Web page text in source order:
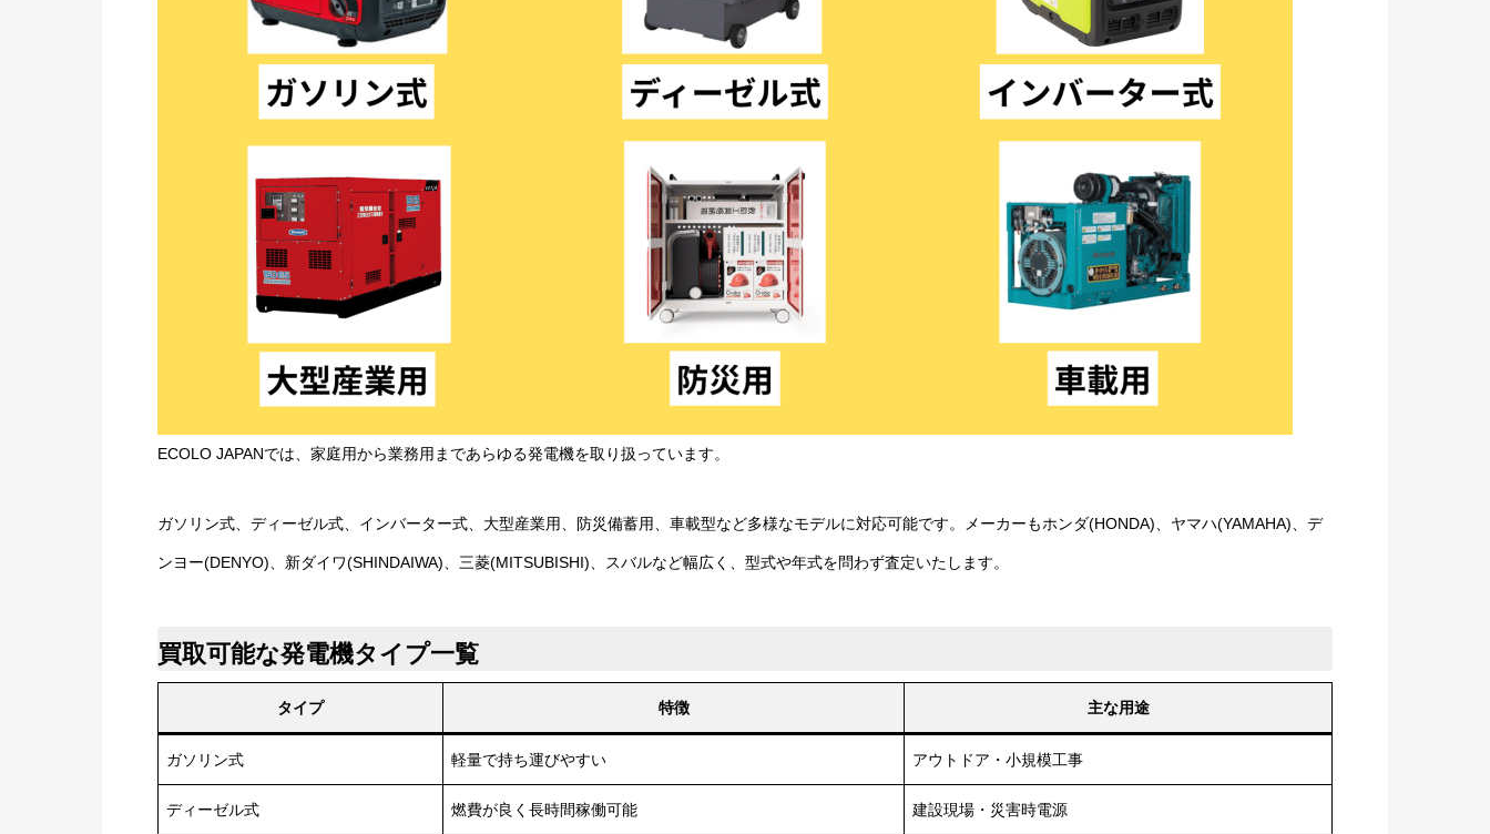
ECOLO JAPANでは、家庭用から業務用まであらゆる発電機を取り扱っています。
ガソリン式、ディーゼル式、インバーター式、大型産業用、防災備蓄用、車載型など多様なモデルに対応可能です。メーカーもホンダ(HONDA)、ヤマハ(YAMAHA)、デ
ンヨー(DENYO)、新ダイワ(SHINDAIWA)、三菱(MITSUBISHI)、スバルなど幅広く、型式や年式を問わず査定いたします。
買取可能な発電機タイプ一覧
タイプ 特徴 主な用途
ガソリン式 軽量で持ち運びやすい アウトドア・小規模工事
ディーゼル式 燃費が良く長時間稼働可能 建設現場・災害時電源